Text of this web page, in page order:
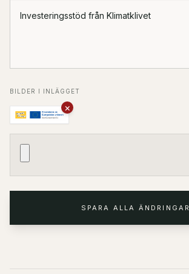
BILDER I INLÄGGET
×
SPARA ALLA ÄNDRINGAR